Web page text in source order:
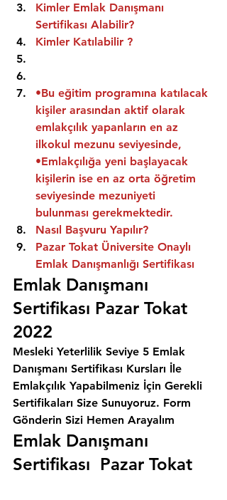
Kimler Emlak Danışmanı
Sertifikası Alabilir?
Kimler Katılabilir ?
•Bu eğitim programına katılacak
kişiler arasından aktif olarak
emlakçılık yapanların en az
ilkokul mezunu seviyesinde,
•Emlakçılığa yeni başlayacak
kişilerin ise en az orta öğretim
seviyesinde mezuniyeti
bulunması gerekmektedir.
Nasıl Başvuru Yapılır?
Pazar Tokat Üniversite Onaylı
Emlak Danışmanlığı Sertifikası
Emlak Danışmanı
Sertifikası Pazar Tokat
2022
Mesleki Yeterlilik Seviye 5 Emlak
Danışmanı Sertifikası Kursları İle
Emlakçılık Yapabilmeniz İçin Gerekli
Sertifikaları Size Sunuyoruz. Form
Gönderin Sizi Hemen Arayalım
Emlak Danışmanı
Sertifikası  Pazar Tokat